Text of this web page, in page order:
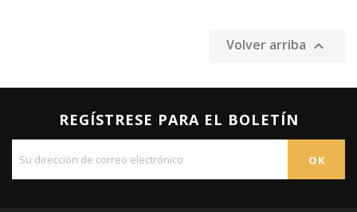
Volver arriba 
REGÍSTRESE PARA EL BOLETÍN